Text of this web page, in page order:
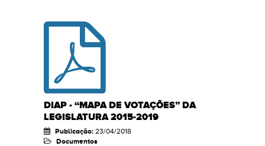
DIAP - “MAPA DE VOTAÇÕES” DA
LEGISLATURA 2015-2019
Publicação: 23/04/2018
Documentos